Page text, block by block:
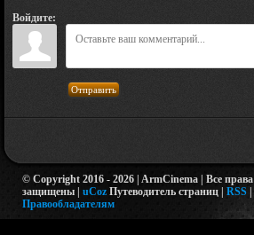
Войдите:
Отправить
© Copyright 2016 - 2026 | ArmCinema | Все права
защищены | uCoz Путеводитель страниц | RSS |
Правообладателям